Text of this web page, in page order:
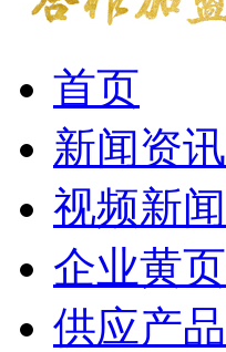
首页
新闻资讯
视频新闻
企业黄页
供应产品